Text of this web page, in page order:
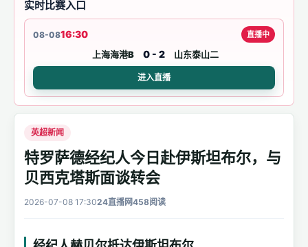
实时比赛入口
08-0816:30
上海海港B 0 - 2 山东泰山二
直播中
进入直播
英超新闻
特罗萨德经纪人今日赴伊斯坦布尔，与
贝西克塔斯面谈转会
2026-07-08 17:3024直播网458阅读